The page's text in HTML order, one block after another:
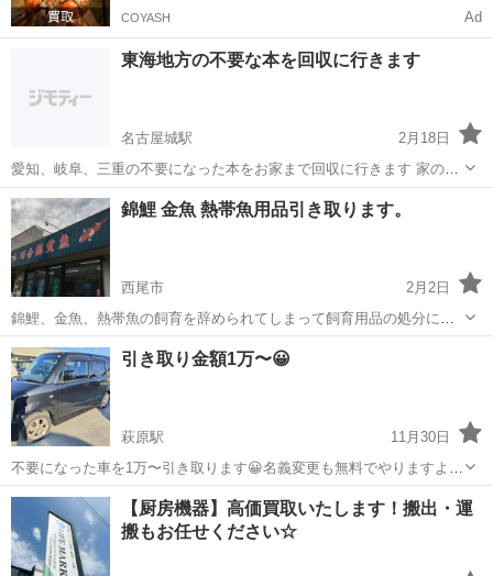
COYASH Ad
東海地方の不要な本を回収に行きます
名古屋城駅
2月18日
愛知、岐阜、三重の不要になった本をお家まで回収に行きます 家の中
から渡すだけでもOK！多ければお手伝いしますので簡単楽々♪
愛知 名古屋市 名古屋城駅 不用品回収
錦鯉 金魚 熱帯魚用品引き取ります。
西尾市
2月2日
錦鯉、金魚、熱帯魚の飼育を辞められてしまって飼育用品の処分にお
困りの方一度当店にご相談ください。錦鯉、金魚の移動(引っ越し)も可
能です。(近場に限る)また飼育継続中の方でポンプの故障・修理でお困
りの方も一度ご相談ください。他...
愛知 西尾市 不用品回収 金魚
引き取り金額1万〜😀
萩原駅
11月30日
不要になった車を1万〜引き取ります😀名義変更も無料でやりますよ
どんな車でもOK😁 宜しくお願い致しますm(_ _)m
愛知 一宮市 萩原駅 不用品回収 無料
【厨房機器】高価買取いたします！搬出・運
搬もお任せください☆